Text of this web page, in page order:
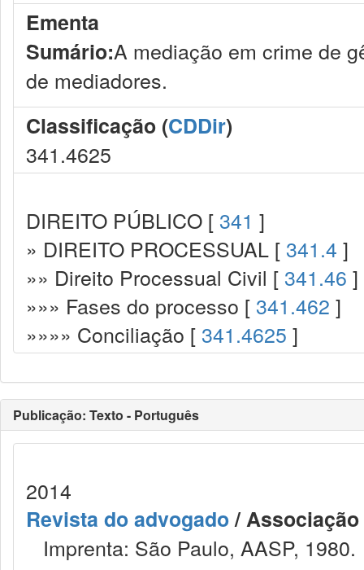
Ementa
Sumário:A mediação em crime de
de mediadores.
Classificação (CDDir)
341.4625
DIREITO PÚBLICO [ 341 ]
» DIREITO PROCESSUAL [ 341.4 ]
»» Direito Processual Civil [ 341.46 ]
»»» Fases do processo [ 341.462 ]
»»»» Conciliação [ 341.4625 ]
Publicação: Texto - Português
2014
Revista do advogado/
Imprenta: São Paulo, AASP, 1980.